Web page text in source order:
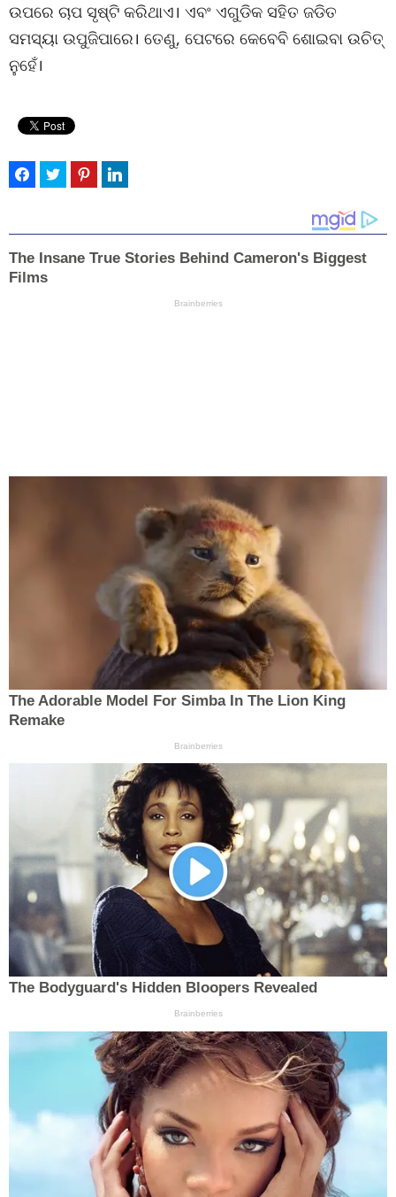
ଉପରେ ଚାପ ସୃଷ୍ଟି କରିଥାଏ। ଏବଂ ଏଗୁଡିକ ସହିତ ଜଡିତ
ସମସ୍ୟା ଉପୁଜିପାରେ। ତେଣୁ, ପେଟରେ କେବେବି ଶୋଇବା ଉଚିତ୍
ନୁହେଁ।